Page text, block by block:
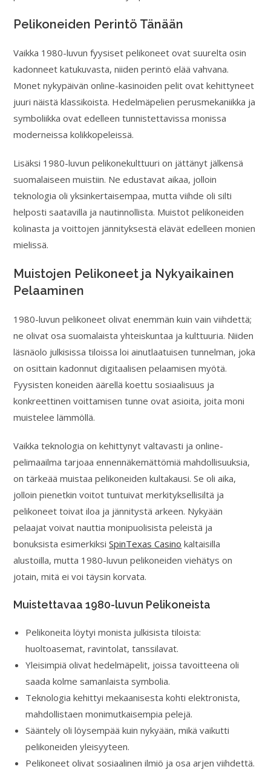
Pelikoneiden Perintö Tänään
Vaikka 1980-luvun fyysiset pelikoneet ovat suurelta osin
kadonneet katukuvasta, niiden perintö elää vahvana.
Monet nykypäivän online-kasinoiden pelit ovat kehittyneet
juuri näistä klassikoista. Hedelmäpelien perusmekaniikka ja
symboliikka ovat edelleen tunnistettavissa monissa
moderneissa kolikkopeleissä.
Lisäksi 1980-luvun pelikonekulttuuri on jättänyt jälkensä
suomalaiseen muistiin. Ne edustavat aikaa, jolloin
teknologia oli yksinkertaisempaa, mutta viihde oli silti
helposti saatavilla ja nautinnollista. Muistot pelikoneiden
kolinasta ja voittojen jännityksestä elävät edelleen monien
mielissä.
Muistojen Pelikoneet ja Nykyaikainen
Pelaaminen
1980-luvun pelikoneet olivat enemmän kuin vain viihdettä;
ne olivat osa suomalaista yhteiskuntaa ja kulttuuria. Niiden
läsnäolo julkisissa tiloissa loi ainutlaatuisen tunnelman, joka
on osittain kadonnut digitaalisen pelaamisen myötä.
Fyysisten koneiden äärellä koettu sosiaalisuus ja
konkreettinen voittamisen tunne ovat asioita, joita moni
muistelee lämmöllä.
Vaikka teknologia on kehittynyt valtavasti ja online-
pelimaailma tarjoaa ennennäkemättömiä mahdollisuuksia,
on tärkeää muistaa pelikoneiden kultakausi. Se oli aika,
jolloin pienetkin voitot tuntuivat merkityksellisiltä ja
pelikoneet toivat iloa ja jännitystä arkeen. Nykyään
pelaajat voivat nauttia monipuolisista peleistä ja
bonuksista esimerkiksiSpinTexas Casino kaltaisilla
alustoilla, mutta 1980-luvun pelikoneiden viehätys on
jotain, mitä ei voi täysin korvata.
Muistettavaa 1980-luvun Pelikoneista
Pelikoneita löytyi monista julkisista tiloista:
huoltoasemat, ravintolat, tanssilavat.
Yleisimpiä olivat hedelmäpelit, joissa tavoitteena oli
saada kolme samanlaista symbolia.
Teknologia kehittyi mekaanisesta kohti elektronista,
mahdollistaen monimutkaisempia pelejä.
Sääntely oli löysempää kuin nykyään, mikä vaikutti
pelikoneiden yleisyyteen.
Pelikoneet olivat sosiaalinen ilmiö ja osa arjen viihdettä.